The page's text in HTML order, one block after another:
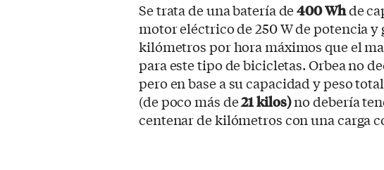
Se trata de una batería de400 Whde
motor eléctrico de 250 W de potencia y
kilómetros por hora máximos que el
para este tipo de bicicletas. Orbea no
pero en base a su capacidad y peso
(de poco más de21 kilos)no debería
centenar de kilómetros con una carga